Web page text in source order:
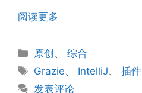
阅读更多
分
类
原创 、综合
标
签
Grazie、 IntelliJ、插件
发表评论